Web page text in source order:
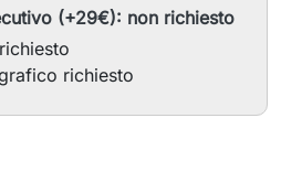
(+29€): non richiesto
richiesto